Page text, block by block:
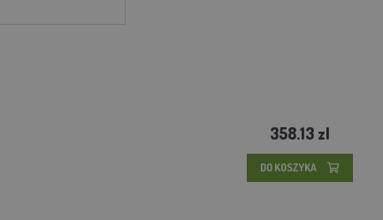
358.13 zl
DO KOSZYKA